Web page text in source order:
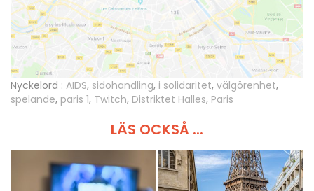
Nyckelord : AIDS, sidohandling, i solidaritet, välgörenhet,
spelande, paris 1, Twitch, Distriktet Halles, Paris
LÄS OCKSÅ ...